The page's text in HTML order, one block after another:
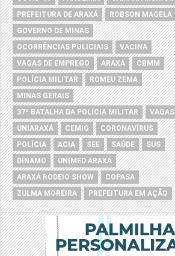
PREFEITURA DE ARAXÁ
ROBSON MAGELA
GOVERNO DE MINAS
OCORRÊNCIAS POLICIAIS
VACINA
VAGAS DE EMPREGO
ARAXÁ
CBMM
POLÍCIA MILITAR
ROMEU ZEMA
MINAS GERAIS
37º BATALHA DA POLÍCIA MILITAR
VAGAS
UNIARAXÁ
CEMIG
CORONAVÍRUS
POLÍCIA
ACIA SEE SAÚDE
SUS
DÍNAMO
UNIMED ARAXÁ
ARAXÁ RODEIO SHOW
COPASA
ZULMA MOREIRA
PREFEITURA EM AÇÃO